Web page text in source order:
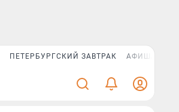
ПЕТЕРБУРГСКИЙ ЗАВТРАК АФИША PLUS